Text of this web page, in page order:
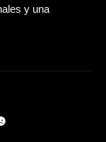
y una